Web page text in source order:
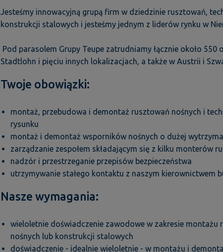
Jesteśmy innowacyjną grupą firm w dziedzinie rusztowań,
konstrukcji stalowych i jesteśmy jednym z liderów rynku w
Pod parasolem Grupy Teupe zatrudniamy łącznie około 550
Stadtlohn i pięciu innych lokalizacjach, a także w Austrii i
Twoje obowiązki:
montaż, przebudowa i demontaż rusztowań nośnych i
rysunku
montaż i demontaż wsporników nośnych o dużej
zarządzanie zespołem składającym się z kilku monterów
nadzór i przestrzeganie przepisów bezpieczeństwa
utrzymywanie stałego kontaktu z naszym kierownictwem
Nasze wymagania:
wieloletnie doświadczenie zawodowe w zakresie
nośnych lub konstrukcji stalowych
doświadczenie - idealnie wieloletnie - w montażu i